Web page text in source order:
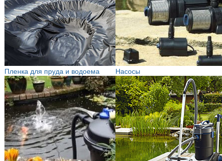
Пленка для пруда и водоема Насосы